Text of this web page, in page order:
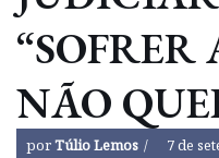
NÃO
porTúlio Lemos 7 de